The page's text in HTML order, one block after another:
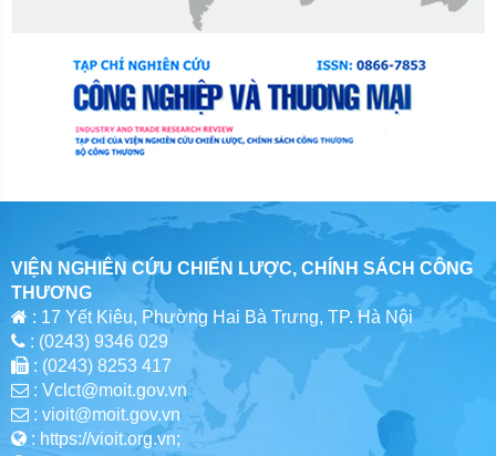
VIỆN NGHIÊN CỨU CHIẾN LƯỢC, CHÍNH SÁCH CÔNG
THƯƠNG
: 17 Yết Kiêu, Phường Hai Bà Trưng, TP. Hà Nội
: (0243) 9346 029
: (0243) 8253 417
: Vclct@moit.gov.vn
: vioit@moit.gov.vn
: https://vioit.org.vn;